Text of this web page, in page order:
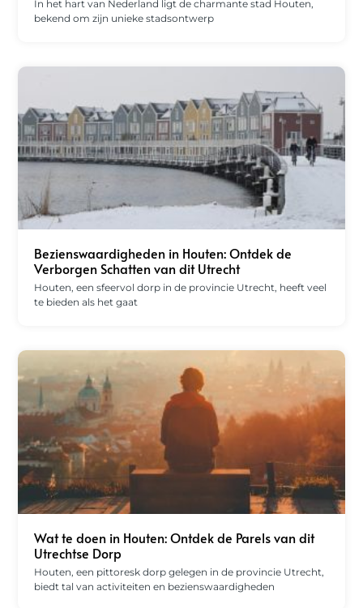
In het hart van Nederland ligt de charmante stad Houten,
bekend om zijn unieke stadsontwerp
Bezienswaardigheden in Houten: Ontdek de
Verborgen Schatten van dit Utrecht
Houten, een sfeervol dorp in de provincie Utrecht, heeft veel
te bieden als het gaat
Wat te doen in Houten: Ontdek de Parels van dit
Utrechtse Dorp
Houten, een pittoresk dorp gelegen in de provincie Utrecht,
biedt tal van activiteiten en bezienswaardigheden